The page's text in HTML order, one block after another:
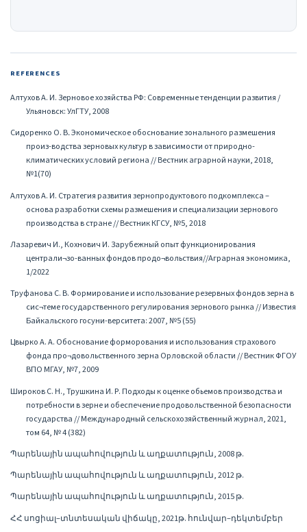
REFERENCES
Алтухов А. И. Зерновое хозяйства РФ: Современные тенденции развития /
Ульяновск: УлГТУ, 2008
Сидоренко О. В․ Экономическое обоснование зонального размешения
произ-водства зерновых культур в зависимости от природно-
климатических условий региона // Вестник аграрной науки, 2018,
№1(70)
Алтухов А. И. Стратегия развития зернопродуктового подкомплекса –
основа разработки схемы размешения и специализации зернового
производства в стране // Вестник КГСУ, №5, 2018
Лазаревич И., Кохнович И. Зарубежный опыт функционирования
централи¬зо-ванных фондов продо¬вольствия//Аграрная экономика,
1/2022
Труфанова С. В. Формирование и использование резервных фондов зерна в
сис¬теме государственного регулирования зернового рынка // Известия
Байкальского госуни-верситета: 2007, №5 (55)
Цвырко А. А. Обоснование форморования и использования страхового
фонда про¬довольственного зерна Орловской области // Вестник ФГОУ
ВПО МГАУ, №7, 2009
Широков С. Н., Трушкина И. Р. Подходы к оценке обьемов производства и
потребности в зерне и обеспечение продовольственной безопасности
государства // Международный сельскохозяйственный журнал, 2021,
том 64, № 4 (382)
Պարենային ապահովություն և աղքատություն, 2008 թ.
Պարենային ապահովություն և աղքատություն, 2012 թ.
Պարենային ապահովություն և աղքատություն, 2015 թ.
ՀՀ սոցիալ–տնտեսական վիճակը, 2021թ. հունվար–դեկտեմբեր